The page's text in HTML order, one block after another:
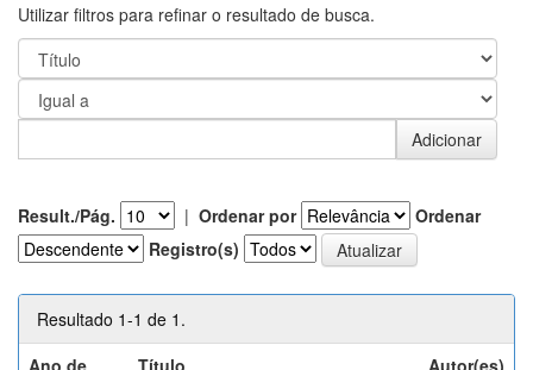
Utilizar filtros para refinar o resultado de busca.
Result./Pág. | Ordenar por
Ordenar
Registro(s)
Resultado 1-1 de 1.
Ano de
Título Autor(es)